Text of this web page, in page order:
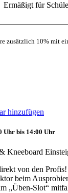
Ermäßigt für
zusätzlich 10% mit
hinzufügen
Uhr bis 14:00 Uhr
Kneeboard
von den
beim
„Üben-Slot“